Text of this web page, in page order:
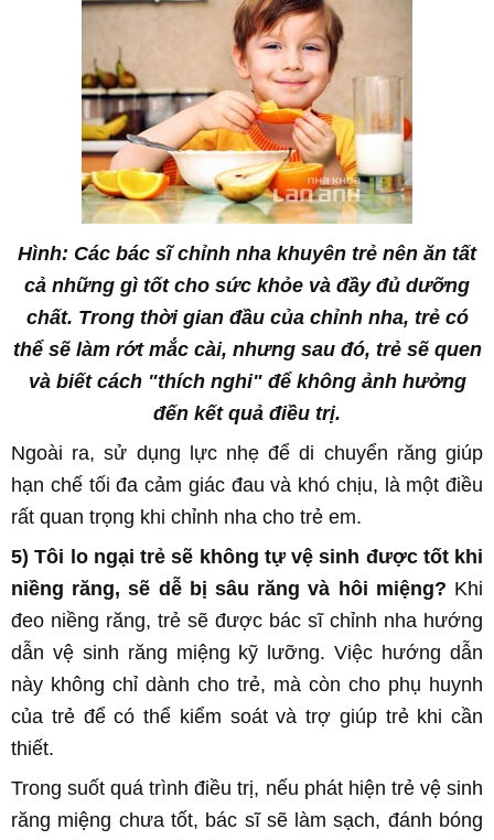
Hình: Các bác sĩ chỉnh nha khuyên trẻ nên ăn tất
cả những gì tốt cho sức khỏe và đầy đủ dưỡng
chất. Trong thời gian đầu của chỉnh nha, trẻ có
thể sẽ làm rớt mắc cài, nhưng sau đó, trẻ sẽ quen
và biết cách "thích nghi" để không ảnh hưởng
đến kết quả điều trị.
Ngoài ra, sử dụng lực nhẹ để di chuyển răng giúp
hạn chế tối đa cảm giác đau và khó chịu, là một điều
rất quan trọng khi chỉnh nha cho trẻ em.
5) Tôi lo ngại trẻ sẽ không tự vệ sinh được tốt khi
niềng răng, sẽ dễ bị sâu răng và hôi miệng? Khi
đeo niềng răng, trẻ sẽ được bác sĩ chỉnh nha hướng
dẫn vệ sinh răng miệng kỹ lưỡng. Việc hướng dẫn
này không chỉ dành cho trẻ, mà còn cho phụ huynh
của trẻ để có thể kiểm soát và trợ giúp trẻ khi cần
thiết.
Trong suốt quá trình điều trị, nếu phát hiện trẻ vệ sinh
răng miệng chưa tốt, bác sĩ sẽ làm sạch, đánh bóng